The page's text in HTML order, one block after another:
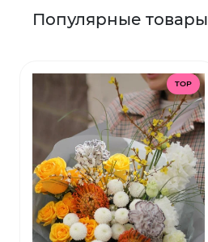
Популярные товары
TOP